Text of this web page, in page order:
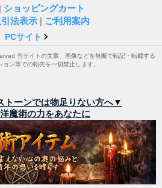
| ショッピングカート
法表示 | ご利用案内
PCサイト
当サイトの文章、画像などを無断で転記・転載する
ョン等での転売を一切禁止します。
トーンでは物足りない方へ▼
魔術の力をあなたに